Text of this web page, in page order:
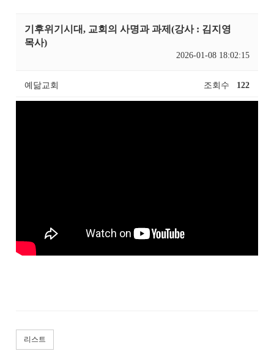
기후위기시대, 교회의 사명과 과제(강사 : 김지영
목사)
2026-01-08 18:02:15
예닮교회 조회수 122
리스트